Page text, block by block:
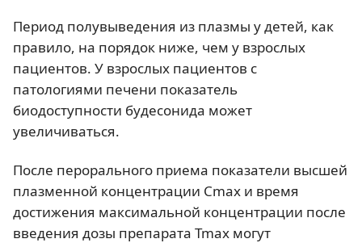
Период полувыведения из плазмы у детей, как
правило, на порядок ниже, чем у взрослых
пациентов. У взрослых пациентов с
патологиями печени показатель
биодоступности будесонида может
увеличиваться.
После перорального приема показатели высшей
плазменной концентрации Cmax и время
достижения максимальной концентрации после
введения дозы препарата Tmax могут